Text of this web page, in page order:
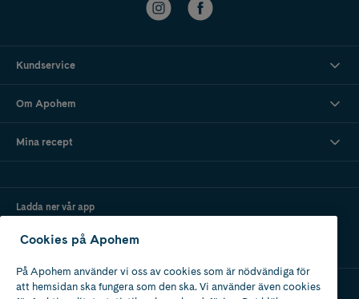
Kundservice
Om Apohem
Mina recept
Ladda ner vår app
Cookies på Apohem
På Apohem använder vi oss av cookies som är nödvändiga för
att hemsidan ska fungera som den ska. Vi använder även cookies